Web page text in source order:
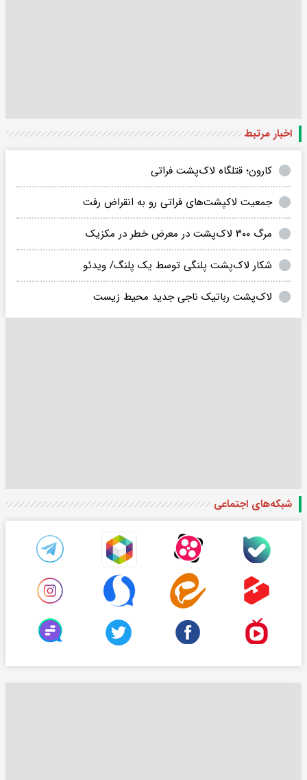
اخبار مرتبط
کارون؛ قتلگاه لاک‌پشت فراتی
جمعیت لاکپشت‌های فراتی رو به انقراض رفت
مرگ ۳۰۰ لاک‌پشت در معرض خطر در مکزیک
شکار لاک‌پشت پلنگی توسط یک پلنگ/ ویدئو
لاک‌پشت رباتیک ناجی جدید محیط زیست
شبکه‌های اجتماعی